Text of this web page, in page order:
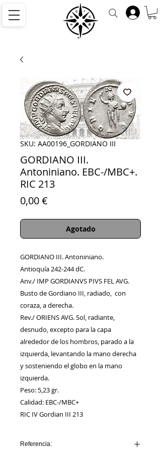
SKU: AA00196_GORDIANO III
GORDIANO III.
Antoniniano. EBC-/MBC+.
RIC 213
0,00 €
Agotado
GORDIANO III. Antoniniano.
Antioquía 242-244 dC.
Anv./ IMP GORDIANVS PIVS FEL AVG.
Busto de Gordiano III, radiado, con
coraza, a derecha.
Rev./ ORIENS AVG. Sol, radiante,
desnudo, excepto para la capa
alrededor de los hombros, parado a la
izquierda, levantando la mano derecha
y sosteniendo el globo en la mano
izquierda.
Peso: 5,23 gr.
Calidad: EBC-/MBC+
RIC IV Gordian III 213
Referencia: